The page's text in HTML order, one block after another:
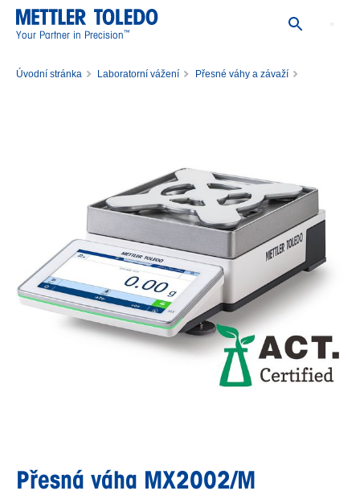
Your Partner in Precision™
Úvodní stránka Laboratorní vážení
Přesné váhy a závaží
Přesná váha MX2002/M